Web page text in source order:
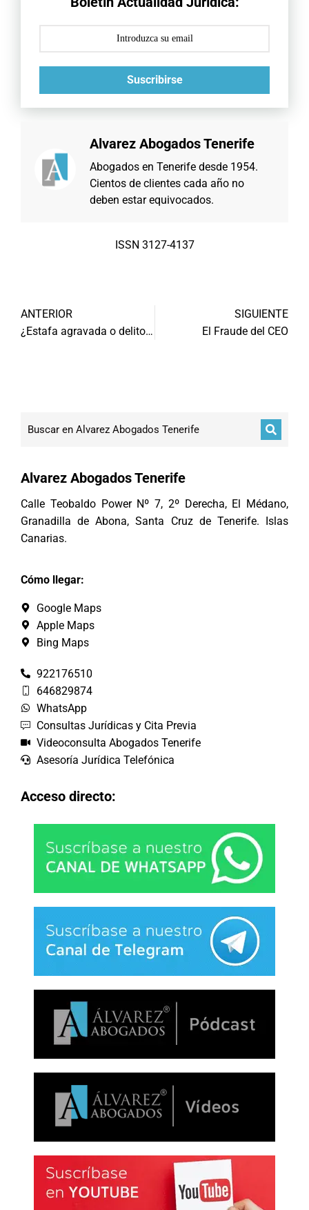
Suscribirse
Alvarez Abogados Tenerife
Abogados en Tenerife desde 1954.
Cientos de clientes cada año no
deben estar equivocados.
ISSN 3127-4137
ANTERIOR
¿Estafa agravada o delito continuado?
SIGUIENTE
El Fraude del CEO
Alvarez Abogados Tenerife
Calle Teobaldo Power Nº 7, 2º Derecha, El Médano,
Granadilla de Abona, Santa Cruz de Tenerife. Islas
Canarias.
Cómo llegar:
Google Maps
Apple Maps
Bing Maps
922176510
646829874
WhatsApp
Consultas Jurídicas y Cita Previa
Videoconsulta Abogados Tenerife
Asesoría Jurídica Telefónica
Acceso directo: